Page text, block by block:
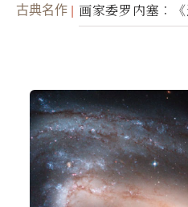
古典名作 画家委罗内塞︰《